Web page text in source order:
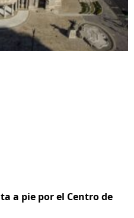
a pie por el Centro de